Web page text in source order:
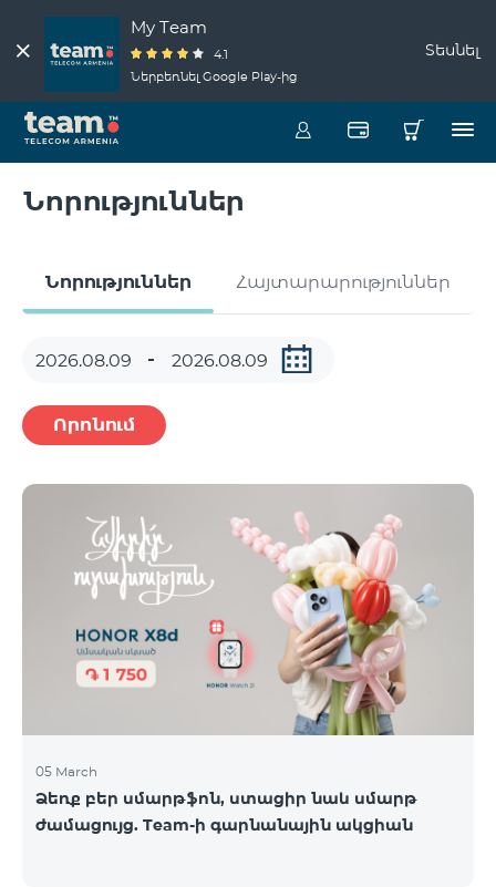
My Team
4.1
Ներբեռնել Google Play-ից
Տեսնել
Նորություններ
Նորություններ Հայտարարություններ
Որոնում
05 March
Ձեռք բեր սմարթֆոն, ստացիր նաև սմարթ
ժամացույց. Team-ի գարնանային ակցիան